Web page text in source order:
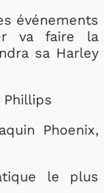
événements
va faire la
sa Harley
Phillips
Phoenix,
le plus